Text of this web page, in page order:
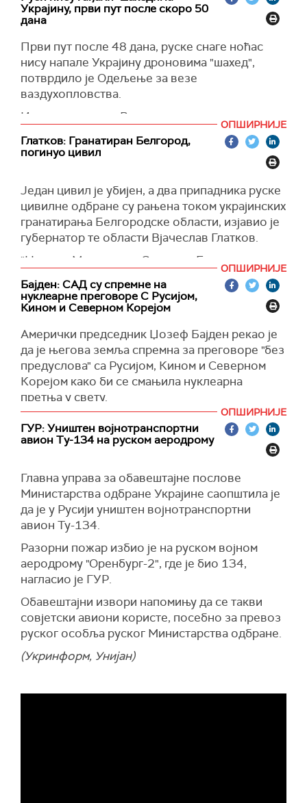
министарство.
(Известија)
Украјину, први пут после скоро 50
дана
Први пут после 48 дана, руске снаге ноћас
нису напале Украјину дроновима "шахед",
потврдило је Одељење за везе
ваздухопловства.
Истовремено, из Ваздухопловних снага нису
коментарисали какво би могло бити нагло
затишје војске Русије.
ОПШИРНИЈЕ
Глатков: Гранатиран Белгород,
погинуо цивил
Један цивил је убијен, а два припадника руске
цивилне одбране су рањена током украјинских
гранатирања Белгородске области, изјавио је
губернатор те области Вјачеслав Глатков.
"На села Малиновка, Северни, Беловско,
Красно, Отрадно, Петровка, Стрелетско и
Шчетиновка испаљено је по шест пројектила
током једног гранатирања и лансирано је
системом ПВО. Нажалост, јуче су убијена два
припадника руске цивилне одбране", написао
је Глатков на свомТелеграм каналу, преноси
РИА Новости.
(РИА Новости, Танјуг)
ОПШИРНИЈЕ
Бајден: САД су спремне на
нуклеарне преговоре С Русијом,
Кином и Северном Корејом
Амерички председник Џозеф Бајден рекао је
да је његова земља спремна за преговоре "без
предуслова" са Русијом, Кином и Северном
Корејом како би се смањила нуклеарна
претња у свету.
Бајден је то рекао у честитки овогодишњим
добитницима Нобелове награде за мир.
Амерички лидер је напоменуо да човечанство
мора да настави да иде напред до дана када
"можемо коначно и заувек да ослободимо
свет нуклеарног оружја".
(Укринформ)
ОПШИРНИЈЕ
ГУР: Уништен војнотранспортни
авион Ту-134 на руском аеродрому
Главна управа за обавештајне послове
Министарства одбране Украјине саопштила је
да је у Русији уништен војнотранспортни
авион Ту-134.
Разорни пожар избио је на руском војном
аеродрому "Оренбург-2", где је био 134,
нагласио је ГУР.
Обавештајни извори напомињу да се такви
совјетски авиони користе, посебно за превоз
руског особља руског Министарства одбране.
(Укринформ, Унијан)